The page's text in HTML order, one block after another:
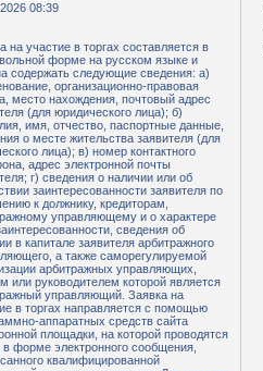
08:39
на участие в торгах составляется в
форме на русском языке и
содержать следующие сведения: а)
организационно-правовая
место нахождения, почтовый адрес
(для юридического лица); б)
имя, отчество, паспортные данные,
о месте жительства заявителя (для
в) номер контактного
адрес электронной почты
наличии или об
заинтересованности заявителя по
к должнику, кредиторам,
управляющему и о характере
сведения об
в капитале заявителя арбитражного
а также саморегулируемой
арбитражных управляющих,
или руководителем которой является
управляющий. Заявка на
в торгах направляется с помощью
аппаратных средств сайта
площадки, на которой проводятся
в форме электронного сообщения,
квалифицированной